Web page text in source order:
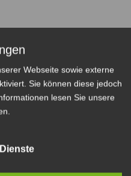
Webseite sowie externe
Sie können diese jedoch
lesen Sie unsere